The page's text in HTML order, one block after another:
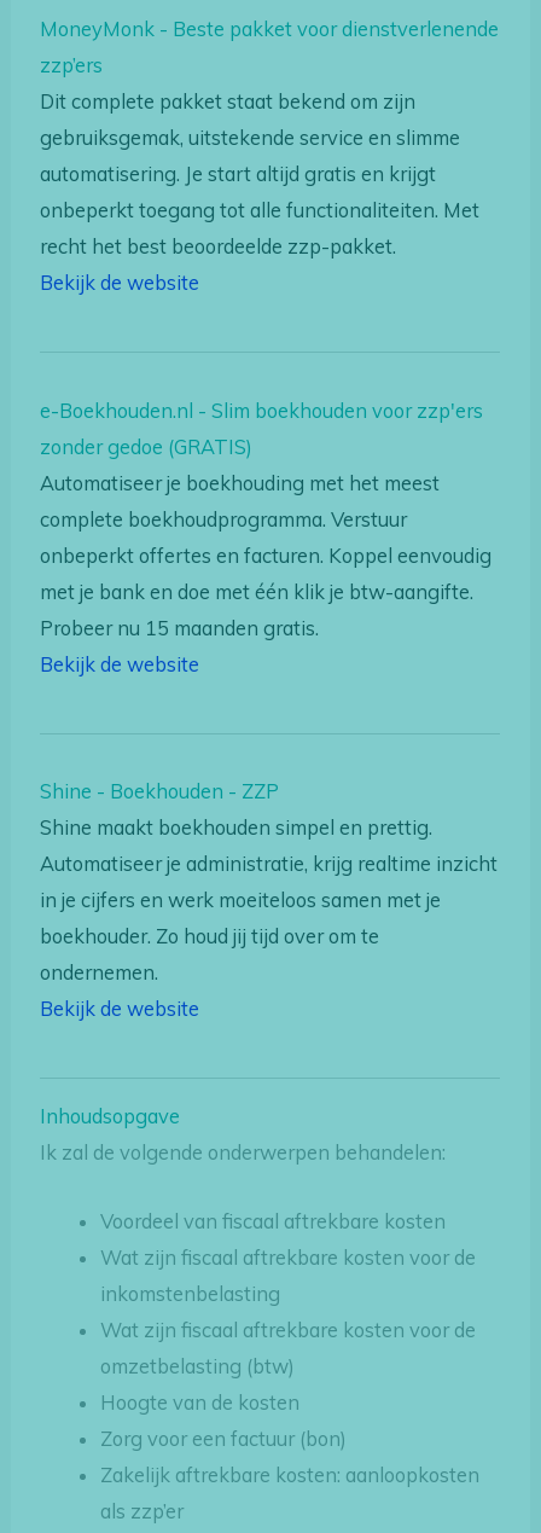
MoneyMonk - Beste pakket voor dienstverlenende
zzp’ers
Dit complete pakket staat bekend om zijn
gebruiksgemak, uitstekende service en slimme
automatisering. Je start altijd gratis en krijgt
onbeperkt toegang tot alle functionaliteiten. Met
recht het best beoordeelde zzp-pakket.
Bekijk de website
e-Boekhouden.nl - Slim boekhouden voor zzp'ers
zonder gedoe (GRATIS)
Automatiseer je boekhouding met het meest
complete boekhoudprogramma. Verstuur
onbeperkt offertes en facturen. Koppel eenvoudig
met je bank en doe met één klik je btw-aangifte.
Probeer nu 15 maanden gratis.
Bekijk de website
Shine - Boekhouden - ZZP
Shine maakt boekhouden simpel en prettig.
Automatiseer je administratie, krijg realtime inzicht
in je cijfers en werk moeiteloos samen met je
boekhouder. Zo houd jij tijd over om te
ondernemen.
Bekijk de website
Inhoudsopgave
Ik zal de volgende onderwerpen behandelen:
Voordeel van fiscaal aftrekbare kosten
Wat zijn fiscaal aftrekbare kosten voor de
inkomstenbelasting
Wat zijn fiscaal aftrekbare kosten voor de
omzetbelasting (btw)
Hoogte van de kosten
Zorg voor een factuur (bon)
Zakelijk aftrekbare kosten: aanloopkosten
als zzp’er